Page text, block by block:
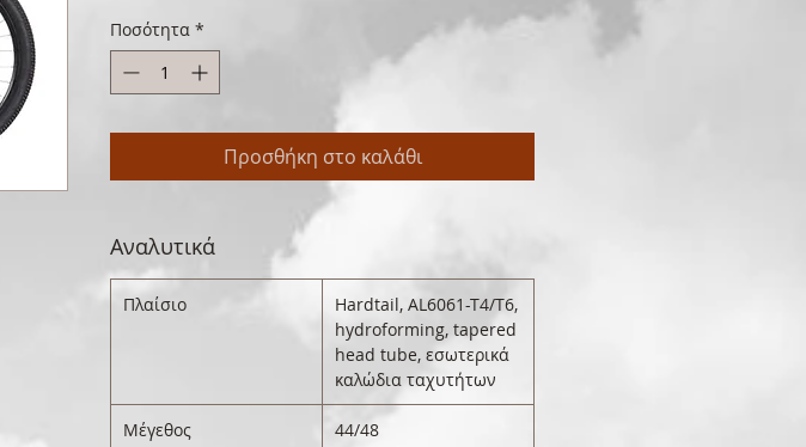
Ποσότητα *
Προσθήκη στο καλάθι
Αναλυτικά
Πλαίσιο
Hardtail, AL6061-T4/T6,
hydroforming, tapered
head tube, εσωτερικά
καλώδια ταχυτήτων
Μέγεθος 44/48